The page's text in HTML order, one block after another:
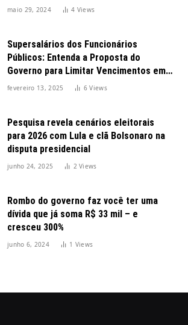
maio 29, 2024 4 Views
Supersalários dos Funcionários
Públicos: Entenda a Proposta do
Governo para Limitar Vencimentos em
2025
fevereiro 13, 2025 6Views
Pesquisa revela cenários eleitorais
para 2026 com Lula e clã Bolsonaro na
disputa presidencial
junho 24, 2025 2Views
Rombo do governo faz você ter uma
dívida que já soma R$ 33 mil – e
cresceu 300%
junho 6, 2024 1 Views